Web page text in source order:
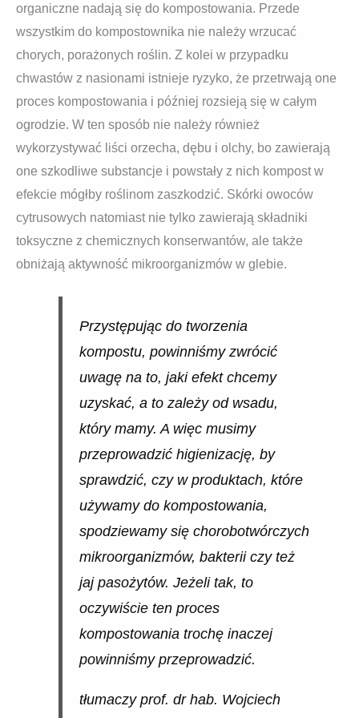
organiczne nadają się do kompostowania. Przede
wszystkim do kompostownika nie należy wrzucać
chorych, porażonych roślin. Z kolei w przypadku
chwastów z nasionami istnieje ryzyko, że przetrwają one
proces kompostowania i później rozsieją się w całym
ogrodzie. W ten sposób nie należy również
wykorzystywać liści orzecha, dębu i olchy, bo zawierają
one szkodliwe substancje i powstały z nich kompost w
efekcie mógłby roślinom zaszkodzić. Skórki owoców
cytrusowych natomiast nie tylko zawierają składniki
toksyczne z chemicznych konserwantów, ale także
obniżają aktywność mikroorganizmów w glebie.
Przystępując do tworzenia
kompostu, powinniśmy zwrócić
uwagę na to, jaki efekt chcemy
uzyskać, a to zależy od wsadu,
który mamy. A więc musimy
przeprowadzić higienizację, by
sprawdzić, czy w produktach, które
używamy do kompostowania,
spodziewamy się chorobotwórczych
mikroorganizmów, bakterii czy też
jaj pasożytów. Jeżeli tak, to
oczywiście ten proces
kompostowania trochę inaczej
powinniśmy przeprowadzić.
tłumaczy prof. dr hab. Wojciech